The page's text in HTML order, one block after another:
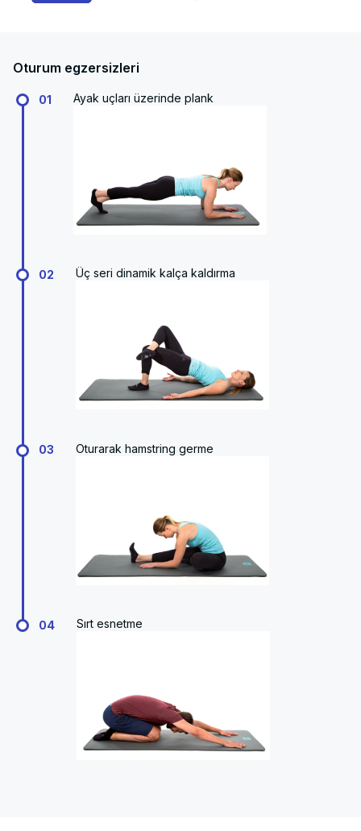
Oturum egzersizleri
01 Ayak uçları üzerinde plank
02 Üç seri dinamik kalça kaldırma
03 Oturarak hamstring germe
04 Sırt esnetme